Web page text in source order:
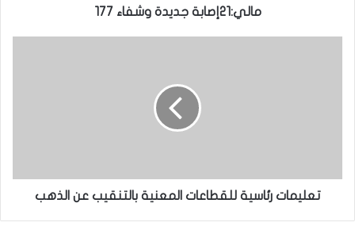
مالي:21إصابة جديدة وشفاء 177
تعليمات رئاسية للقطاعات المعنية بالتنقيب عن الذهب